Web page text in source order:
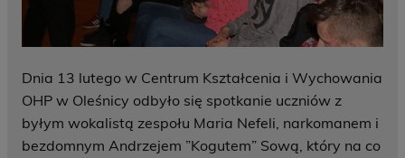
Dnia 13 lutego w Centrum Kształcenia i Wychowania
OHP w Oleśnicy odbyło się spotkanie uczniów z
byłym wokalistą zespołu Maria Nefeli, narkomanem i
bezdomnym Andrzejem ”Kogutem” Sową, który na co